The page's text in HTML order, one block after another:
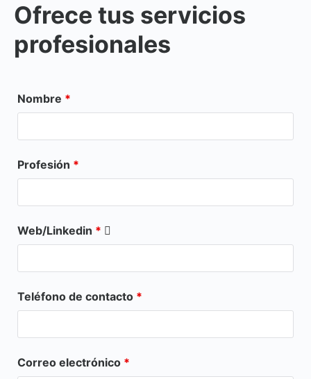
Ofrece tus servicios
profesionales
Nombre *
Profesión *
Web/Linkedin *
Teléfono de contacto *
Correo electrónico *